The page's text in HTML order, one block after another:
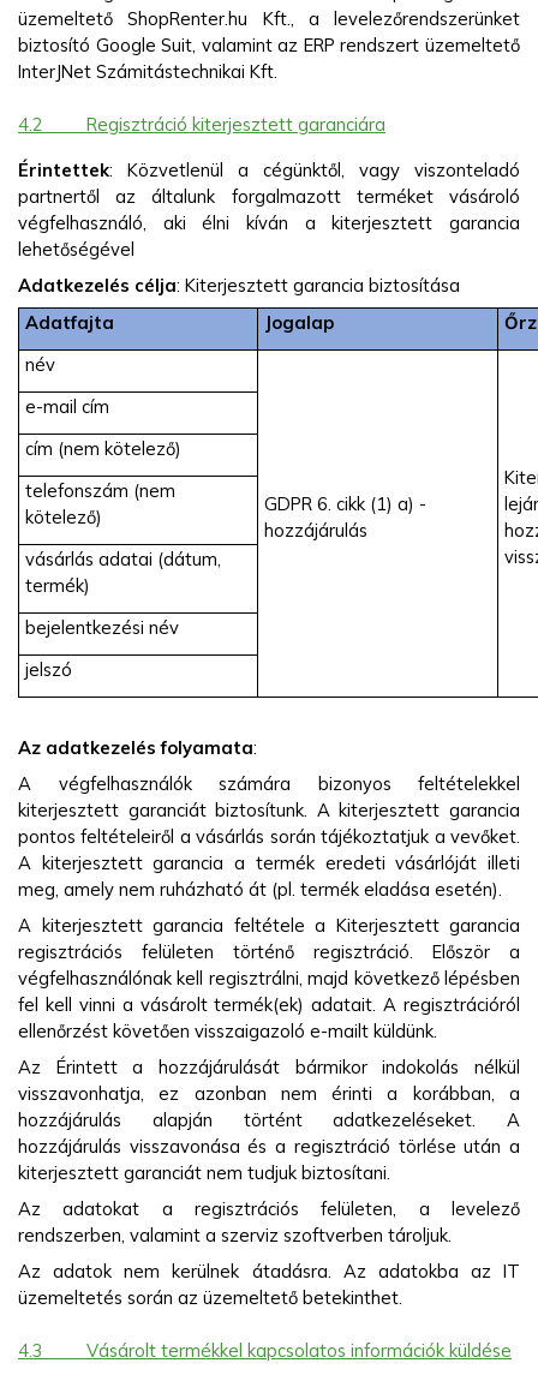
üzemeltető ShopRenter.hu Kft., a levelezőrendszerünket
biztosító Google Suit, valamint az ERP rendszert üzemeltető
InterJNet Számitástechnikai Kft.
4.2 Regisztráció kiterjesztett garanciára
Érintettek: Közvetlenül a cégünktől, vagy viszonteladó
partnertől az általunk forgalmazott terméket vásároló
végfelhasználó, aki élni kíván a kiterjesztett garancia
lehetőségével
Adatkezelés célja: Kiterjesztett garancia biztosítása
Adatfajta
Jogalap
név
GDPR 6. cikk (1) a) -
hozzájárulás
e-mail cím
cím (nem kötelező)
telefonszám (nem
kötelező)
vásárlás adatai (dátum,
termék)
bejelentkezési név
jelszó
Az adatkezelés folyamata:
A végfelhasználók számára bizonyos feltételekkel
kiterjesztett garanciát biztosítunk. A kiterjesztett garancia
pontos feltételeiről a vásárlás során tájékoztatjuk a vevőket.
A kiterjesztett garancia a termék eredeti vásárlóját illeti
meg, amely nem ruházható át (pl. termék eladása esetén).
A kiterjesztett garancia feltétele a Kiterjesztett garancia
regisztrációs felületen történő regisztráció. Először a
végfelhasználónak kell regisztrálni, majd következő lépésben
fel kell vinni a vásárolt termék(ek) adatait. A regisztrációról
ellenőrzést követően visszaigazoló e-mailt küldünk.
Az Érintett a hozzájárulását bármikor indokolás nélkül
visszavonhatja, ez azonban nem érinti a korábban, a
hozzájárulás alapján történt adatkezeléseket. A
hozzájárulás visszavonása és a regisztráció törlése után a
kiterjesztett garanciát nem tudjuk biztosítani.
Az adatokat a regisztrációs felületen, a levelező
rendszerben, valamint a szerviz szoftverben tároljuk.
Az adatok nem kerülnek átadásra. Az adatokba az IT
üzemeltetés során az üzemeltető betekinthet.
4.3 Vásárolt termékkel kapcsolatos információk küldése